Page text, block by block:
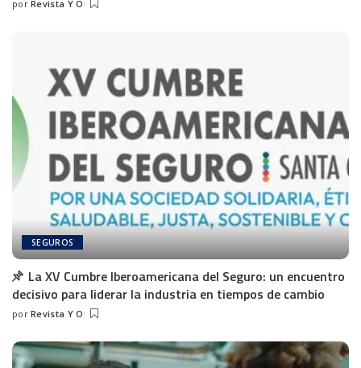
por Revista Y O
SEGUROS
La XV Cumbre Iberoamericana del Seguro: un encuentro
decisivo para liderar la industria en tiempos de cambio
por Revista Y O